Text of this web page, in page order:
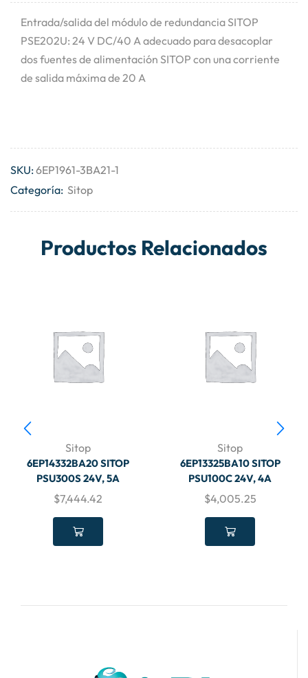
Entrada/salida del módulo de redundancia SITOP
PSE202U: 24 V DC/40 A adecuado para desacoplar
dos fuentes de alimentación SITOP con una corriente
de salida máxima de 20 A
SKU:6EP1961-3BA21-1
Categoría: Sitop
Productos Relacionados
Sitop
6EP14332BA20 SITOP
PSU300S 24V, 5A
$7,444.42
Sitop
6EP13325BA10 SITOP
PSU100C 24V, 4A
$4,005.25